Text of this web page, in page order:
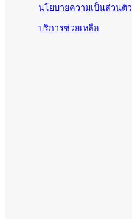
นโยบายความเป็นส่วนตัว
บริการช่วยเหลือ